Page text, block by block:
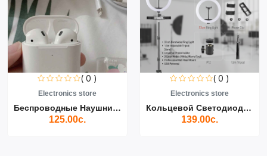
( 0 )
Electronics store
Беспроводные Наушники Air...
125.00с.
( 0 )
Electronics store
Кольцевой Светодиодный Св...
139.00с.